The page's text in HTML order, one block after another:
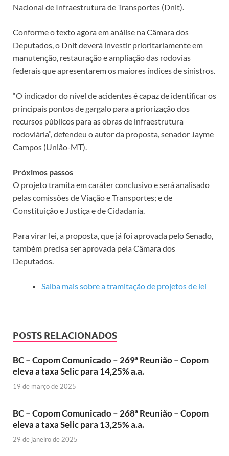
Nacional de Infraestrutura de Transportes (Dnit).
Conforme o texto agora em análise na Câmara dos
Deputados, o Dnit deverá investir prioritariamente em
manutenção, restauração e ampliação das rodovias
federais que apresentarem os maiores índices de sinistros.
“O indicador do nível de acidentes é capaz de identificar os
principais pontos de gargalo para a priorização dos
recursos públicos para as obras de infraestrutura
rodoviária”, defendeu o autor da proposta, senador Jayme
Campos (União-MT).
Próximos passos
O projeto tramita emcaráter conclusivoe será analisado
pelas comissões de Viação e Transportes; e de
Constituição e Justiça e de Cidadania.
Para virar lei, a proposta, que já foi aprovada pelo Senado,
também precisa ser aprovada pela Câmara dos
Deputados.
Saiba mais sobre a tramitação de projetos de lei
POSTS RELACIONADOS
BC – Copom Comunicado – 269ª Reunião – Copom
eleva a taxa Selic para 14,25% a.a.
19 de março de 2025
BC – Copom Comunicado – 268ª Reunião – Copom
eleva a taxa Selic para 13,25% a.a.
29 de janeiro de 2025